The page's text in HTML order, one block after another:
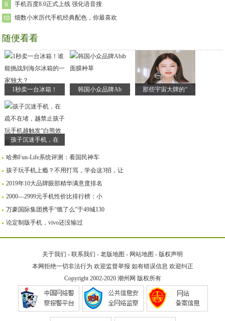
手机百度8.0正式上线 强化语音搜
细数小米历代手机经典配色，你最喜欢
随便看看
1秒卖一台冰箱！ 韩国小众品牌Ab 那些宇宙大牌的“
孩子沉迷手机，在
哈弗Fun-Life系统评测：看国民神车
孩子玩手机上瘾？不用打骂，学会这3招，让
2019年10大品牌眼部精华满意度排名
2000—2999元手机性价比排行榜：小
万豪国际集团携手“饿了么”于49城130
论定制版手机，vivo还没输过
关于我们 - 联系我们 - 老版地图 - 网站地图 - 版权声明
本网拒绝一切非法行为 欢迎监督举报 如有错误信息 欢迎纠正
Copyright 2002-2020 潮州网 版权所有